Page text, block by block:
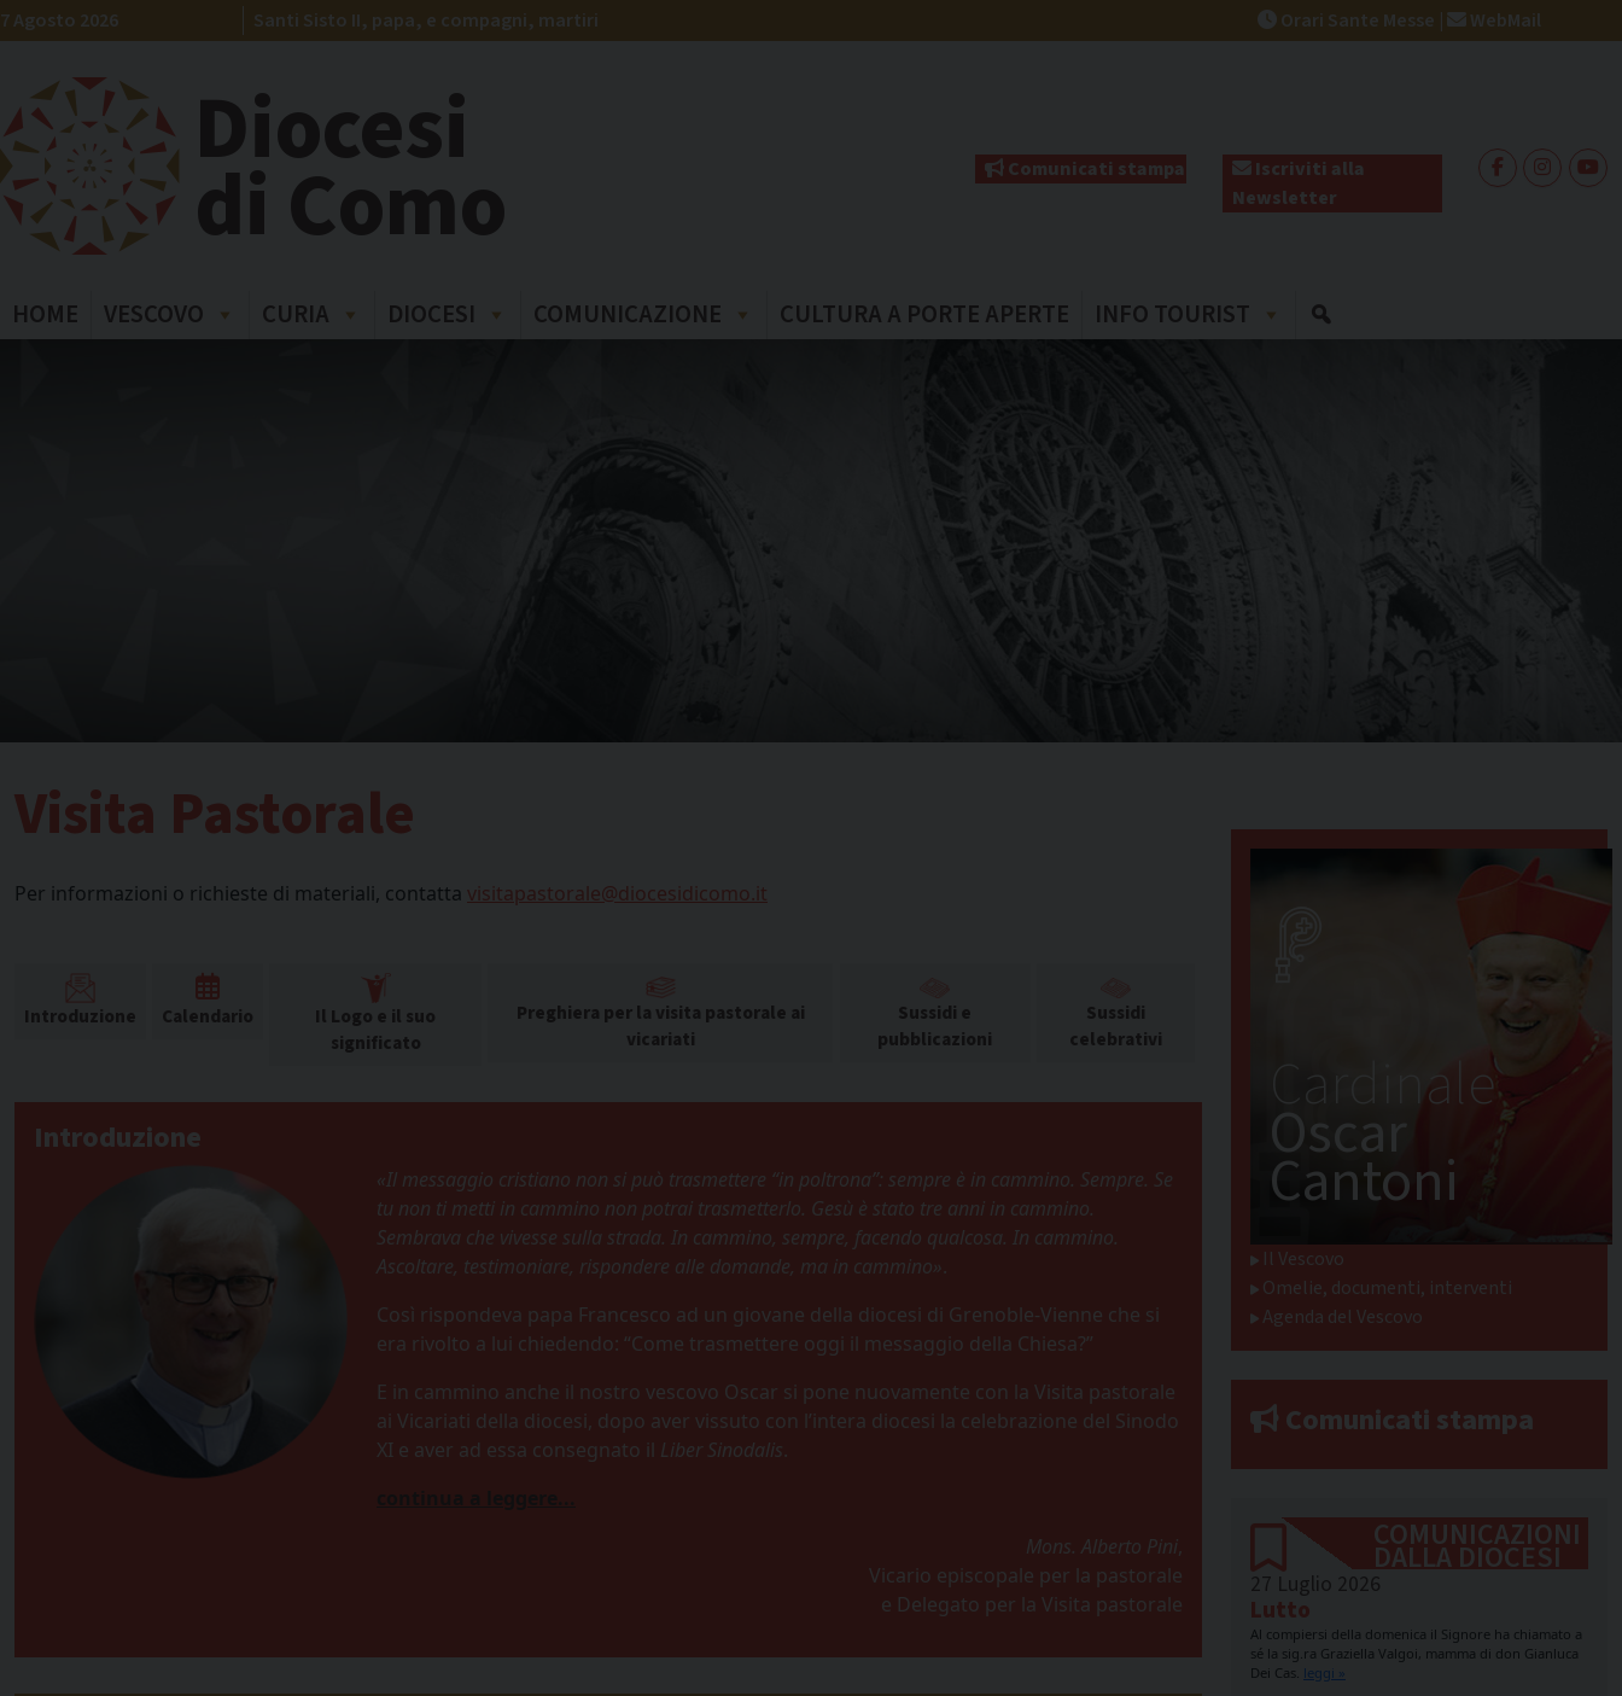
Skip
to
7 Agosto 2026 Santi Sisto II, papa, e compagni, martiri Orari Sante Messe | WebMail
Diocesi
di Como Comunicati stampa
Iscriviti alla
Newsletter
HOME VESCOVO CURIA DIOCESI COMUNICAZIONE CULTURA A PORTE APERTE INFO TOURIST
Visita Pastorale
Per informazioni o richieste di materiali, contatta visitapastorale@diocesidicomo.it
Introduzione Calendario
Il Logo e il suo
significato
Preghiera per la visita pastorale ai
vicariati
Sussidi e
pubblicazioni
Sussidi
celebrativi
Introduzione
«Il messaggio cristiano non si può trasmettere “in poltrona”: sempre è in cammino. Sempre. Se
tu non ti metti in cammino non potrai trasmetterlo. Gesù è stato tre anni in cammino.
Sembrava che vivesse sulla strada. In cammino, sempre, facendo qualcosa. In cammino.
Ascoltare, testimoniare, rispondere alle domande, ma in cammino».
Così rispondeva papa Francesco ad un giovane della diocesi di Grenoble-Vienne che si
era rivolto a lui chiedendo: “Come trasmettere oggi il messaggio della Chiesa?”
E in cammino anche il nostro vescovo Oscar si pone nuovamente con la Visita pastorale
ai Vicariati della diocesi, dopo aver vissuto con l’intera diocesi la celebrazione del Sinodo
XI e aver ad essa consegnato il Liber Sinodalis.
Mons. Alberto Pini,
Vicario episcopale per la pastorale
e Delegato per la Visita pastorale
Cardinale
Oscar
Cantoni
Il Vescovo
Omelie, documenti, interventi
Agenda del Vescovo
Comunicati stampa
COMUNICAZIONI
DALLA DIOCESI
27 Luglio 2026
Lutto
Al compiersi della domenica il Signore ha chiamato a
sé la sig.ra Graziella Valgoi, mamma di don Gianluca
Dei Cas. leggi »